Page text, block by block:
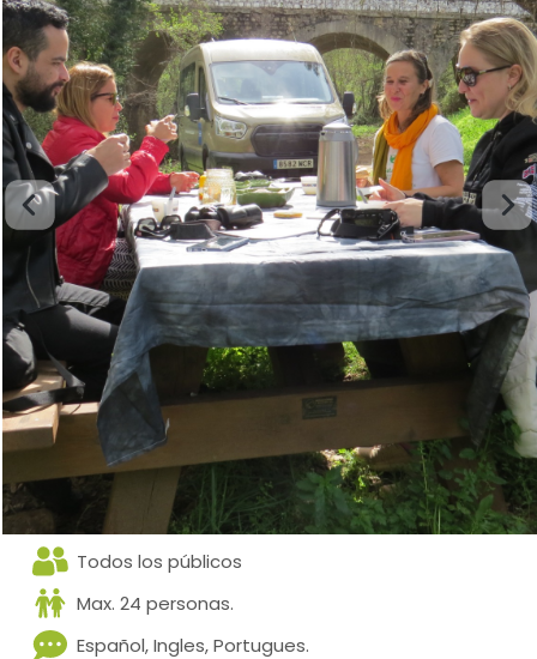
Todos los públicos
Max. 24 personas.
Español, Ingles, Portugues.